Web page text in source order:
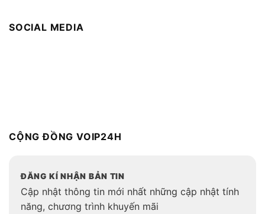
SOCIAL MEDIA
CỘNG ĐỒNG VOIP24H
ĐĂNG KÍ NHẬN BẢN TIN
Cập nhật thông tin mới nhất những cập nhật tính
năng, chương trình khuyến mãi